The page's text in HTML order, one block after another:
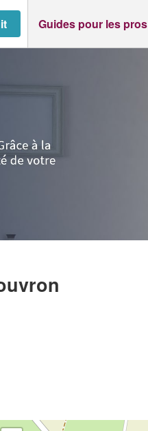
Guides pour les pros